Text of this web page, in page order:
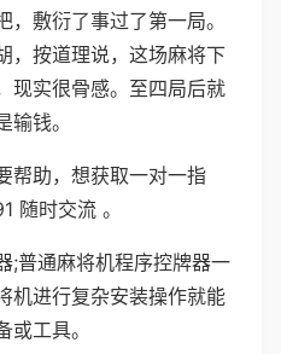
敷衍了事过了第一局。
，按道理说，这场麻将下
现实很骨感。至四局后就
钱。
帮助，想获取一对一指
随时交流 。
;普通麻将机程序控牌器一
机进行复杂安装操作就能
工具。